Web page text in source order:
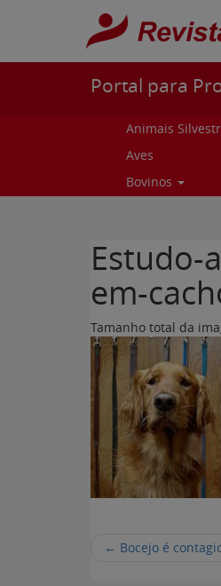
Pular para o conteúdo
Portal para
Animais
Aves
Bovinos
Estudo-
em-
Tamanho total da
← Bocejo é